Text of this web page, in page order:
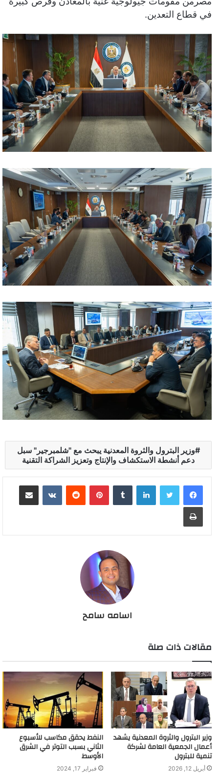
في قطاع التعدين.
وزير البترول والثروة المعدنية يبحث مع "شلمبرجير" سبل
دعم أنشطة الاستكشاف والإنتاج وتعزيز الشراكة التقنية
لينكدإن بينتيريست مشاركة عبر البريد
طباعة
اسامه سامح
مقالات ذات صلة
وزير البترول والثروة المعدنية يشهد
أعمال الجمعية العامة لشركة
تنمية للبترول
أبريل 12, 2026
النفط يحقق مكاسب للأسبوع
الثاني بسبب التوتر في الشرق
الأوسط
فبراير 17, 2024